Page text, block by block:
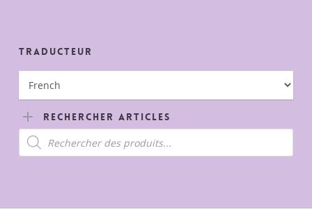
Traducteur
Rechercher Articles
Recherche
de
produits